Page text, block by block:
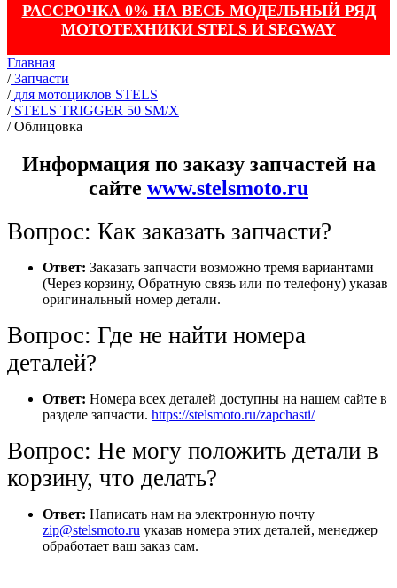
РАССРОЧКА 0% НА ВЕСЬ МОДЕЛЬНЫЙ РЯД
МОТОТЕХНИКИ STELS И SEGWAY
Главная
/ Запчасти
/ для мотоциклов STELS
/ STELS TRIGGER 50 SM/X
/Облицовка
Информация по заказу запчастей на
сайте www.stelsmoto.ru
Вопрос: Как заказать запчасти?
Ответ: Заказать запчасти возможно тремя вариантами
(Через корзину, Обратную связь или по телефону) указав
оригинальный номер детали.
Вопрос: Где не найти номера
деталей?
Ответ: Номера всех деталей доступны на нашем сайте в
разделе запчасти. https://stelsmoto.ru/zapchasti/
Вопрос: Не могу положить детали в
корзину, что делать?
Ответ: Написать нам на электронную почту
zip@stelsmoto.ru указав номера этих деталей, менеджер
обработает ваш заказ сам.